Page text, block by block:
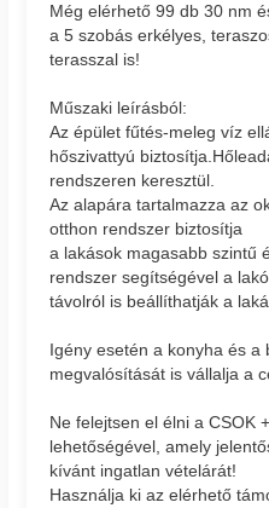
Még elérhető 99 db 30 nm
a 5 szobás erkélyes,
terasszal is!
Műszaki leírásból:
Az épület fűtés-meleg víz
hőszivattyú
rendszeren keresztül.
Az alapára tartalmazza az
otthon rendszer biztosítja
a lakások magasabb szintű
rendszer segítségével a
távolról is beállíthatják a
Igény esetén a konyha és a
megvalósítását is vállalja a
Ne felejtsen el élni a CSOK
lehetőségével, amely
kívánt ingatlan vételárát!
Használja ki az elérhető